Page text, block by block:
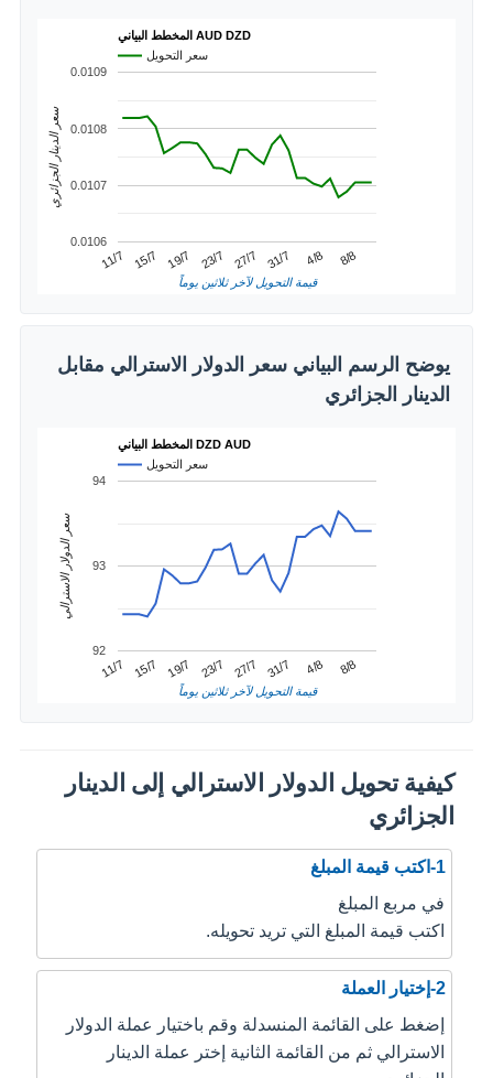
المخطط البياني AUD DZD
سعر التحويل
11/7 15/7 19/7 23/7 27/7 31/7 4/8 8/8
0.0106
0.0107
0.0108
0.0109
قيمة التحويل لآخر ثلاثين يوماً
سعر الدينار الجزائري
يوضح الرسم البياني سعر الدولار الاسترالي مقابل
الدينار الجزائري
المخطط البياني DZD AUD
سعر التحويل
11/7 15/7 19/7 23/7 27/7 31/7 4/8 8/8
92
93
94
قيمة التحويل لآخر ثلاثين يوماً
سعر الدولار الاسترالي
كيفية تحويل الدولار الاسترالي إلى الدينار
الجزائري
1-اكتب قيمة المبلغ
في مربع المبلغ
اكتب قيمة المبلغ التي تريد تحويله.
2-إختيار العملة
إضغط على القائمة المنسدلة وقم باختيار عملة الدولار
الاسترالي ثم من القائمة الثانية إختر عملة الدينار